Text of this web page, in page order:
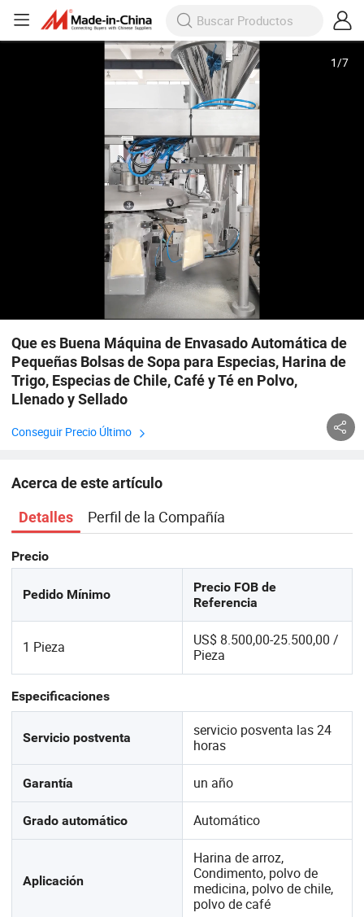
1/7
Que es Buena Máquina de Envasado Automática de
Pequeñas Bolsas de Sopa para Especias, Harina de
Trigo, Especias de Chile, Café y Té en Polvo,
Llenado y Sellado
Conseguir Precio Último
Acerca de este artículo
Detalles Perfil de la Compañía
Precio
Pedido Mínimo
Precio FOB de
Referencia
1 Pieza
US$ 8.500,00-25.500,00 /
Pieza
Especificaciones
Servicio postventa
servicio posventa las 24
horas
Garantía un año
Grado automático Automático
Aplicación
Harina de arroz,
Condimento, polvo de
medicina, polvo de chile,
polvo de café